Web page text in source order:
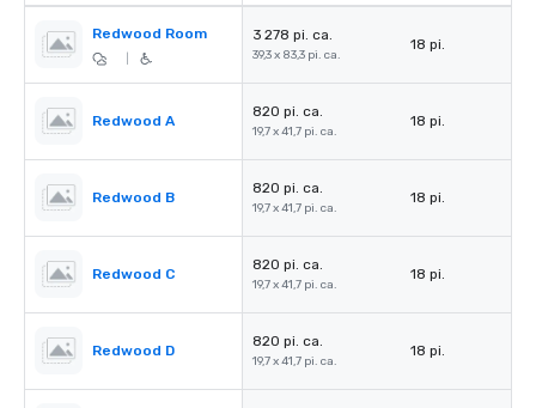
Redwood Room 3 278 pi. ca.
39,3 x 83,3 pi. ca.
18 pi.
Redwood A
820 pi. ca.
19,7 x 41,7 pi. ca.
18 pi.
Redwood B
820 pi. ca.
19,7 x 41,7 pi. ca.
18 pi.
Redwood C
820 pi. ca.
19,7 x 41,7 pi. ca.
18 pi.
Redwood D
820 pi. ca.
19,7 x 41,7 pi. ca.
18 pi.